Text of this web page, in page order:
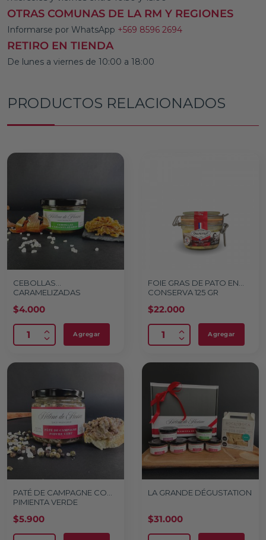
OTRAS COMUNAS DE LA RM Y REGIONES
Informarse por WhatsApp +569 8596 2694
RETIRO EN TIENDA
De lunes a viernes de 10:00 a 18:00
PRODUCTOS RELACIONADOS
CEBOLLAS
CARAMELIZADAS
$4.000
Agregar
FOIE GRAS DE PATO EN
CONSERVA 125 GR
$22.000
Agregar
PATÉ DE CAMPAGNE CON
PIMIENTA VERDE
$5.900
LA GRANDE DÉGUSTATION
$31.000